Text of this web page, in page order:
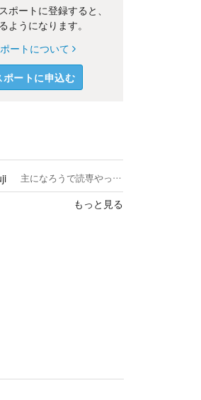
ポートに登録すると、
ようになります。
ートについて
ートに申込む
主になろうで読専やってましたが楽しませて頂くだけでなく、作者様に還元したくてカクヨムにも来ました。特に気に入った作品の作者様達にはギフト贈らせて頂いています。
もっと見る